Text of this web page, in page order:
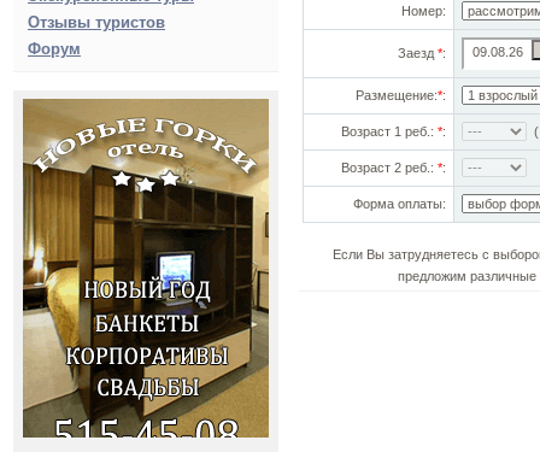
Отзывы туристов
Форум
Номер:
Заезд *:
Размещение:*:
Возраст 1 реб.: *:
Возраст 2 реб.: *:
Форма оплаты:
Если Вы затрудняетесь с
предложим различные